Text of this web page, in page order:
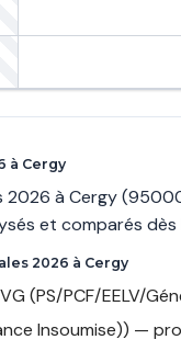
à Cergy
2026 à Cergy
et comparés
2026 à Cergy
(PS/PCF/EELV/
Insoumise)) —